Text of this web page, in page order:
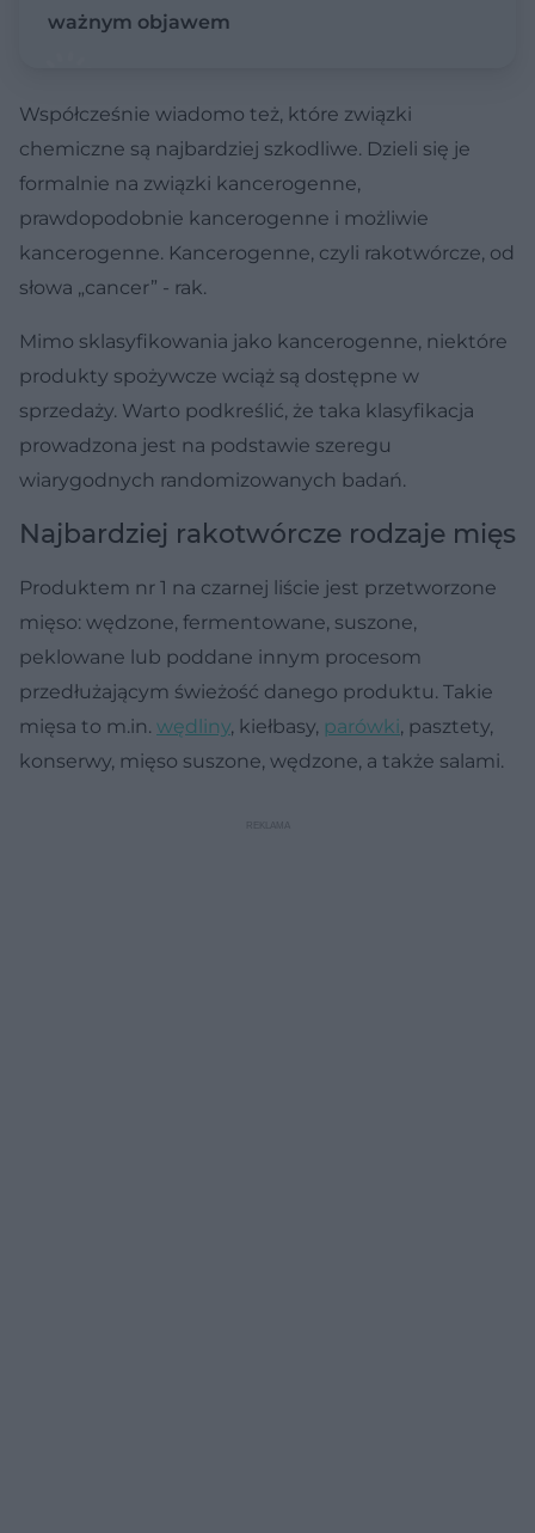
ważnym objawem
Współcześnie wiadomo też, które związki
chemiczne są najbardziej szkodliwe. Dzieli się je
formalnie na związki kancerogenne,
prawdopodobnie kancerogenne i możliwie
kancerogenne. Kancerogenne, czyli rakotwórcze, od
słowa „cancer” - rak.
Mimo sklasyfikowania jako kancerogenne, niektóre
produkty spożywcze wciąż są dostępne w
sprzedaży. Warto podkreślić, że taka klasyfikacja
prowadzona jest na podstawie szeregu
wiarygodnych randomizowanych badań.
Najbardziej rakotwórcze rodzaje mięs
Produktem nr 1 na czarnej liście jest przetworzone
mięso: wędzone, fermentowane, suszone,
peklowane lub poddane innym procesom
przedłużającym świeżość danego produktu. Takie
mięsa to m.in. wędliny, kiełbasy, parówki, pasztety,
konserwy, mięso suszone, wędzone, a także salami.